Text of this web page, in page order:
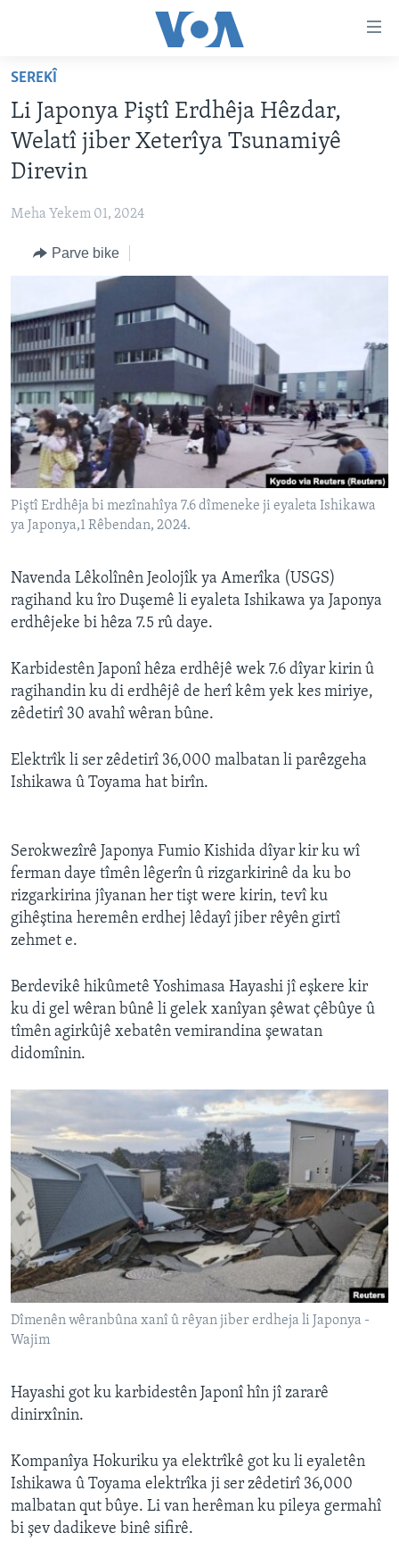
Yekser
naveroka
serekî
Yekser
here
Malpera
Yekser
NÛÇE
VÎDYO GALERÎ
HEVPEYVÎN
HERÊMÊN KURDAN
TIRKÎYE
SÛRÎYE
ÎRAN
ROJHILATA NAVÎN
CÎHAN
ÇAND Û HUNER
SERNIVÎS
SORANÎ
Learning English
FOLLOW US
Zimanên Din
SEREKÎ
Li Japonya Piştî Erdhêja Hêzdar,
Welatî jiber Xeterîya Tsunamiyê
Direvin
Meha Yekem 01, 2024
Parve bike
Piştî Erdhêja bi mezînahîya 7.6 dîmeneke ji eyaleta Ishikawa
ya Japonya,1 Rêbendan, 2024.
Navenda Lêkolînên Jeolojîk ya Amerîka (USGS)
ragihand ku îro Duşemê li eyaleta Ishikawa ya Japonya
erdhêjeke bi hêza 7.5 rû daye.
Karbidestên Japonî hêza erdhêjê wek 7.6 dîyar kirin û
ragihandin ku di erdhêjê de herî kêm yek kes miriye,
zêdetirî 30 avahî wêran bûne.
Elektrîk li ser zêdetirî 36,000 malbatan li parêzgeha
Ishikawa û Toyama hat birîn.
Serokwezîrê Japonya Fumio Kishida dîyar kir ku wî
ferman daye tîmên lêgerîn û rizgarkirinê da ku bo
rizgarkirina jîyanan her tişt were kirin, tevî ku
gihêştina heremên erdhej lêdayî jiber rêyên girtî
zehmet e.
Berdevikê hikûmetê Yoshimasa Hayashi jî eşkere kir
ku di gel wêran bûnê li gelek xanîyan şêwat çêbûye û
tîmên agirkûjê xebatên vemirandina şewatan
didomînin.
Dîmenên wêranbûna xanî û rêyan jiber erdheja li Japonya -
Wajim
Hayashi got ku karbidestên Japonî hîn jî zararê
dinirxînin.
Kompanîya Hokuriku ya elektrîkê got ku li eyaletên
Ishikawa û Toyama elektrîka ji ser zêdetirî 36,000
malbatan qut bûye. Li van herêman ku pileya germahî
bi şev dadikeve binê sifirê.